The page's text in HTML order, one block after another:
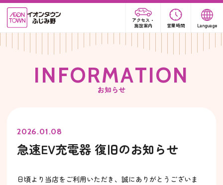
アクセス・
施設案内
営業時間 Language
INFORMATION
お知らせ
2026.01.08
急速EV充電器 復旧のお知らせ
日頃より当店をご利用いただき、誠にありがとうございま